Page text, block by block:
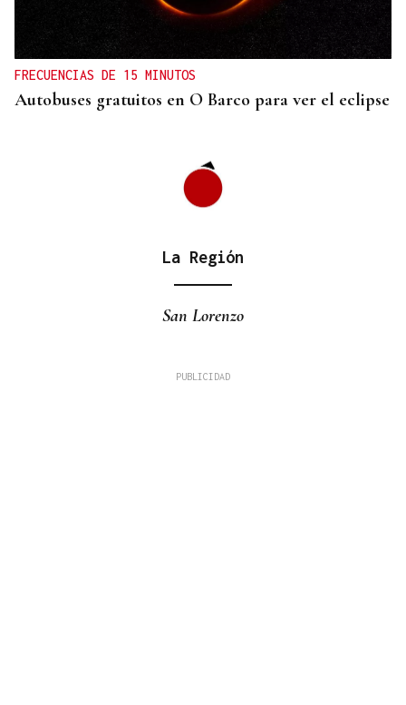
FRECUENCIAS DE 15 MINUTOS
Autobuses gratuitos en O Barco para ver el eclipse
La Región
San Lorenzo